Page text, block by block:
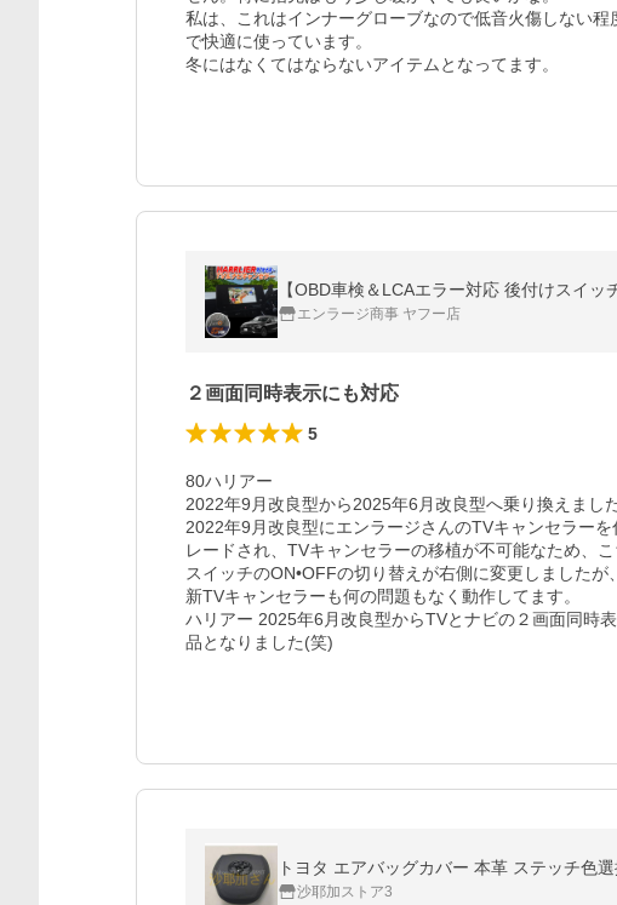
私は、これはインナーグローブなので低音火傷しない
で快適に使っています。
冬にはなくてはならないアイテムとなってます。
【OBD車検＆LCAエラー対応 後付けスイ
エンラージ商事 ヤフー店
２画面同時表示にも対応
5
80ハリアー
2022年9月改良型から2025年6月改良型へ乗り換えました
2022年9月改良型にエンラージさんのTVキャンセラー
レードされ、TVキャンセラーの移植が不可能なため、こ
スイッチのON•OFFの切り替えが右側に変更しましたが
新TVキャンセラーも何の問題もなく動作してます。
ハリアー 2025年6月改良型からTVとナビの２画面同時
品となりました(笑)
トヨタ エアバッグカバー 本革 ステッチ色
沙耶加ストア3